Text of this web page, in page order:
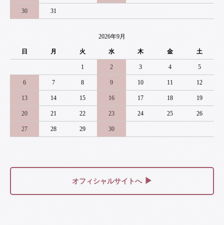
30 31
2026年9月
日 月 火 水 木 金 土
1 2 3 4 5
6 7 8 9 10 11 12
13 14 15 16 17 18 19
20 21 22 23 24 25 26
27 28 29 30
オフィシャルサイトへ ▶